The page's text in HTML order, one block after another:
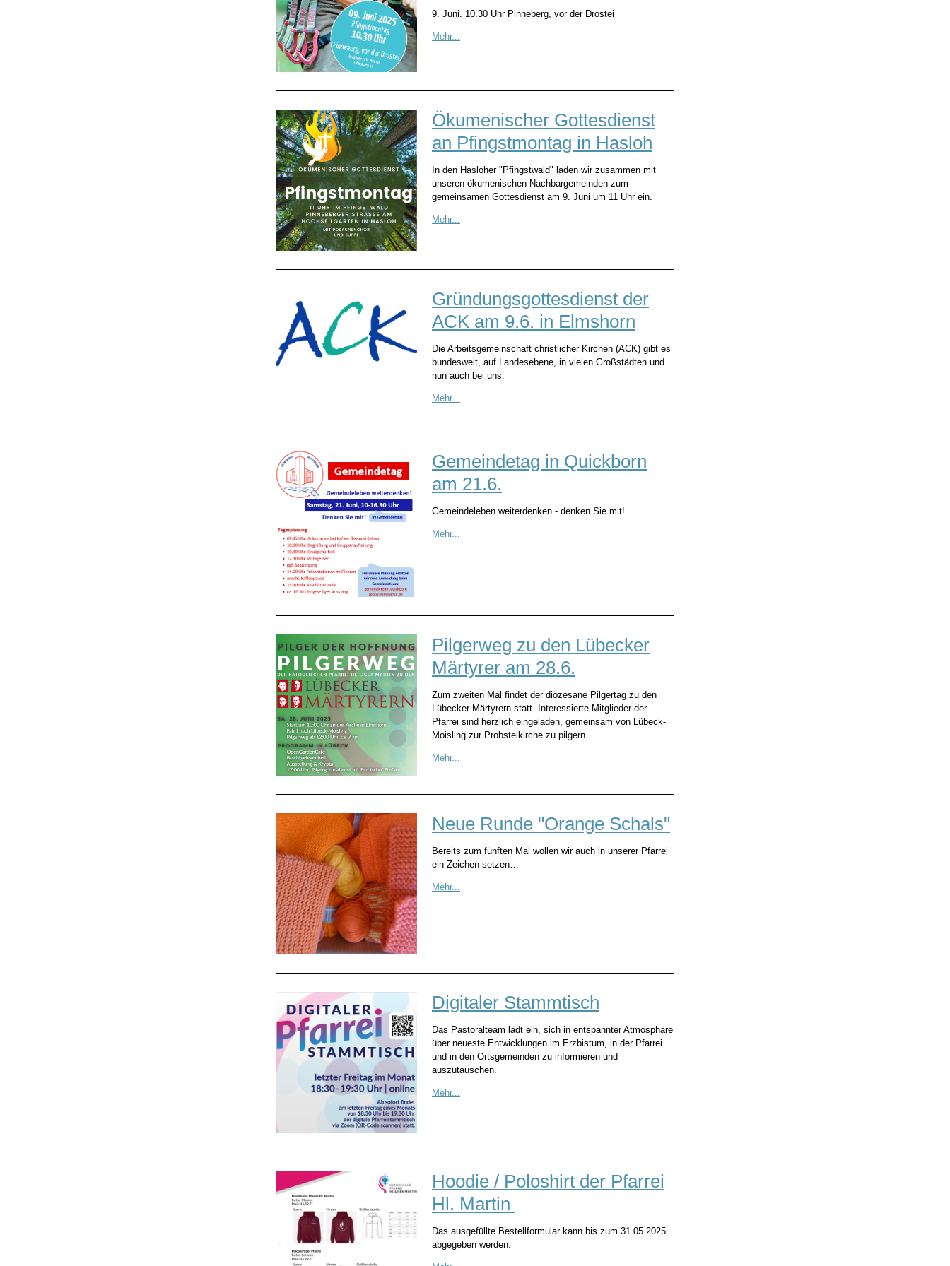
9. Juni. 10.30 Uhr Pinneberg, vor der Drostei
Mehr...
Ökumenischer Gottesdienst
an Pfingstmontag in Hasloh
In den Hasloher "Pfingstwald" laden wir zusammen mit
unseren ökumenischen Nachbargemeinden zum
gemeinsamen Gottesdienst am 9. Juni um 11 Uhr ein.
Mehr...
Gründungsgottesdienst der
ACK am 9.6. in Elmshorn
Die Arbeitsgemeinschaft christlicher Kirchen (ACK) gibt es
bundesweit, auf Landesebene, in vielen Großstädten und
nun auch bei uns.
Mehr...
Gemeindetag in Quickborn
am 21.6.
Gemeindeleben weiterdenken - denken Sie mit!
Mehr...
Pilgerweg zu den Lübecker
Märtyrer am 28.6.
Zum zweiten Mal findet der diözesane Pilgertag zu den
Lübecker Märtyrern statt. Interessierte Mitglieder der
Pfarrei sind herzlich eingeladen, gemeinsam von Lübeck-
Moisling zur Probsteikirche zu pilgern.
Mehr...
Neue Runde "Orange Schals"
Bereits zum fünften Mal wollen wir auch in unserer Pfarrei
ein Zeichen setzen…
Mehr...
Digitaler Stammtisch
Das Pastoralteam lädt ein, sich in entspannter Atmosphäre
über neueste Entwicklungen im Erzbistum, in der Pfarrei
und in den Ortsgemeinden zu informieren und
auszutauschen.
Mehr...
Hoodie / Poloshirt der Pfarrei
Hl. Martin
Das ausgefüllte Bestellformular kann bis zum 31.05.2025
abgegeben werden.